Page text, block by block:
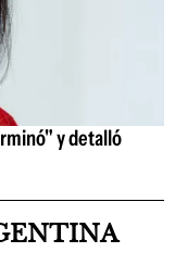
y detalló